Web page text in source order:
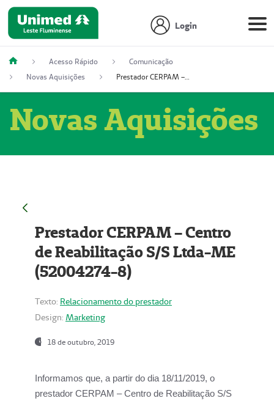
Login
Acesso Rápido
Comunicação
Novas Aquisições
Prestador CERPAM – Centro de Reabilitação S/S Ltda-ME (52004274-8)
Novas Aquisições
Prestador CERPAM – Centro
de Reabilitação S/S Ltda-ME
(52004274-8)
Texto: Relacionamento do prestador
Design: Marketing
18 de outubro, 2019
Informamos que, a partir do dia 18/11/2019, o
prestador CERPAM – Centro de Reabilitação S/S